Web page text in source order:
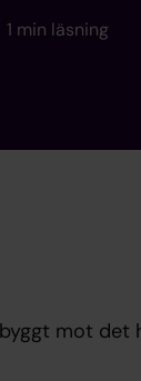
1 min läsning
mot det